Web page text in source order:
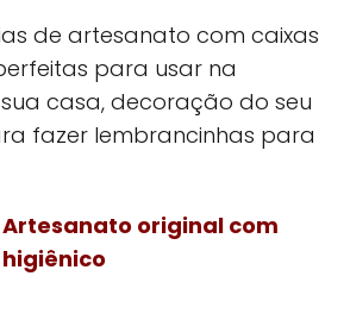
de artesanato com caixas
para usar na
casa, decoração do seu
fazer lembrancinhas para
Artesanato original com